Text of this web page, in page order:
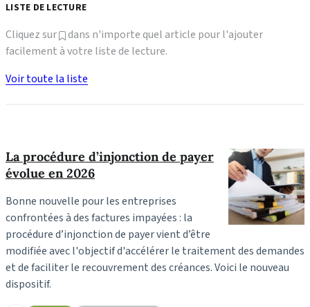
La procédure d’injonction de payer
évolue en 2026
Bonne nouvelle pour les entreprises
confrontées à des factures impayées : la
procédure d’injonction de payer vient d’être
modifiée avec l'objectif d'accélérer le traitement des demandes
et de faciliter le recouvrement des créances. Voici le nouveau
dispositif.
LISTE DE LECTURE
Cliquez sur
dans n'importe quel article pour l'ajouter
facilement à votre liste de lecture.
Voir toute la liste